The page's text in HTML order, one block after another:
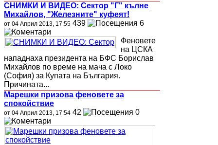
СНИМКИ И ВИДЕО: Сектор "Г" кълне
Михайлов, "Железните" куфеят!
от 04 Април 2013, 17:55 439 6
Феновете
на ЦСКА
нападнаха президента на БФС Борислав
Михайлов по време на мача с Локо
(София) за Купата на България.
Причината...
Марешки призова феновете за
спокойствие
от 04 Април 2013, 17:54 42 0